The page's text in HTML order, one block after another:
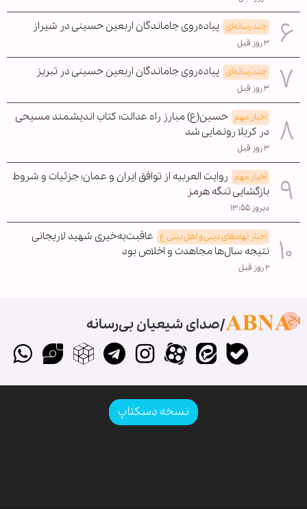
چندرسانه‌ای پیاده‌روی جاماندگان اربعین حسینی در شیراز
۳ روز قبل
چندرسانه‌ای پیاده‌روی جاماندگان اربعین حسینی در تبریز
۳ روز قبل
اخبار مهم حسین(ع) مبارز راه عدالت؛ کتاب اندیشمند مسیحی
در کربلا رونمایی شد
۳ روز قبل
اخبار مهم روایت العربیه از توافق ایران و عمان؛ جزئیات و شروط
بازگشایی تنگه هرمز
دیروز ۱۳:۵۵
اخبار نهادهای دینی و اهل بیتی ع عاقبت‌به‌خیری شهید لاریجانی
نتیجه سال‌ها مجاهدت و اخلاص بود
۲ روز قبل
صدای شیعیان بی‌رسانه
نسخه دسکتاپ